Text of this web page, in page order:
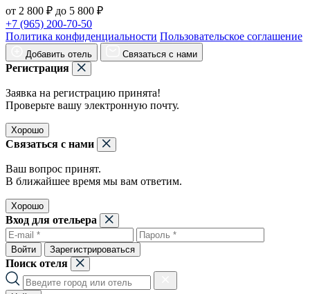
от 2 800 ₽ до 5 800 ₽
+7 (965) 200-70-50
Политика конфиденциальности Пользовательское соглашение
Добавить отель Связаться с нами
Регистрация
Заявка на регистрацию принята!
Проверьте вашу электронную почту.
Хорошо
Связаться с нами
Ваш вопрос принят.
В ближайшее время мы вам ответим.
Хорошо
Вход для отельера
Войти Зарегистрироваться
Поиск отеля